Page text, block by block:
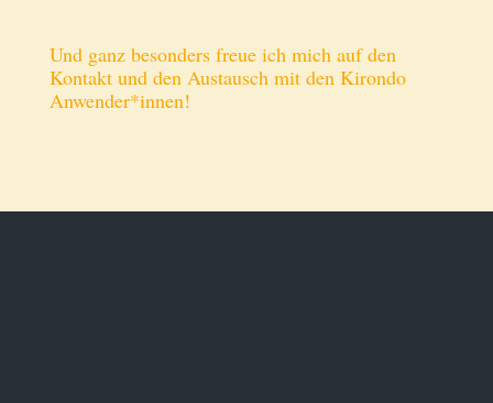
Und ganz besonders freue ich mich auf den
Kontakt und den Austausch mit den Kirondo
Anwender*innen!